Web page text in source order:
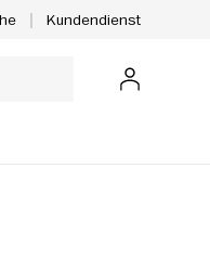
Kundendienst
Anmelden